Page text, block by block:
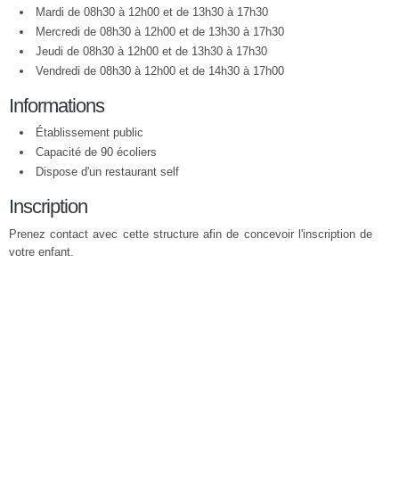
Mardi de 08h30 à 12h00 et de 13h30 à 17h30
Mercredi de 08h30 à 12h00 et de 13h30 à 17h30
Jeudi de 08h30 à 12h00 et de 13h30 à 17h30
Vendredi de 08h30 à 12h00 et de 14h30 à 17h00
Informations
Établissement public
Capacité de 90 écoliers
Dispose d'un restaurant self
Inscription
Prenez contact avec cette structure afin de concevoir l'inscription de
votre enfant.